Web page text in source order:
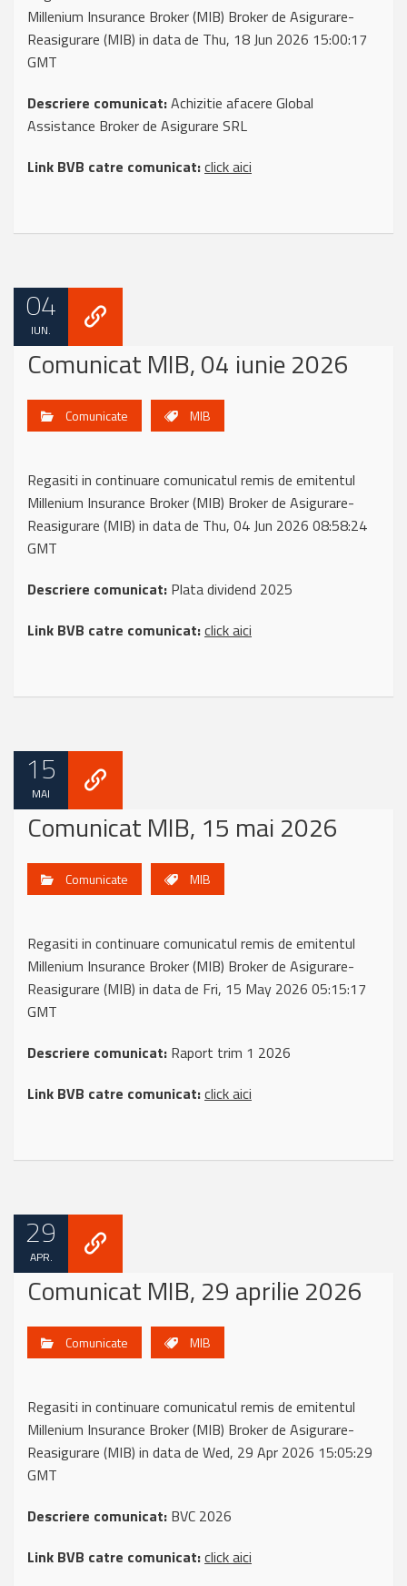
Millenium Insurance Broker (MIB) Broker de Asigurare-
Reasigurare (MIB) in data de Thu, 18 Jun 2026 15:00:17
GMT
Descriere comunicat:Achizitie afacere Global
Assistance Broker de Asigurare SRL
Link BVB catre comunicat:click aici
04
IUN.
Comunicat MIB, 04 iunie 2026
Comunicate MIB
Regasiti in continuare comunicatul remis de emitentul
Millenium Insurance Broker (MIB) Broker de Asigurare-
Reasigurare (MIB) in data de Thu, 04 Jun 2026 08:58:24
GMT
Descriere comunicat: Plata dividend 2025
Link BVB catre comunicat:click aici
15
MAI
Comunicat MIB, 15 mai 2026
Comunicate MIB
Regasiti in continuare comunicatul remis de emitentul
Millenium Insurance Broker (MIB) Broker de Asigurare-
Reasigurare (MIB) in data de Fri, 15 May 2026 05:15:17
GMT
Descriere comunicat: Raport trim 1 2026
Link BVB catre comunicat:click aici
29
APR.
Comunicat MIB, 29 aprilie 2026
Comunicate MIB
Regasiti in continuare comunicatul remis de emitentul
Millenium Insurance Broker (MIB) Broker de Asigurare-
Reasigurare (MIB) in data de Wed, 29 Apr 2026 15:05:29
GMT
Descriere comunicat: BVC 2026
Link BVB catre comunicat:click aici